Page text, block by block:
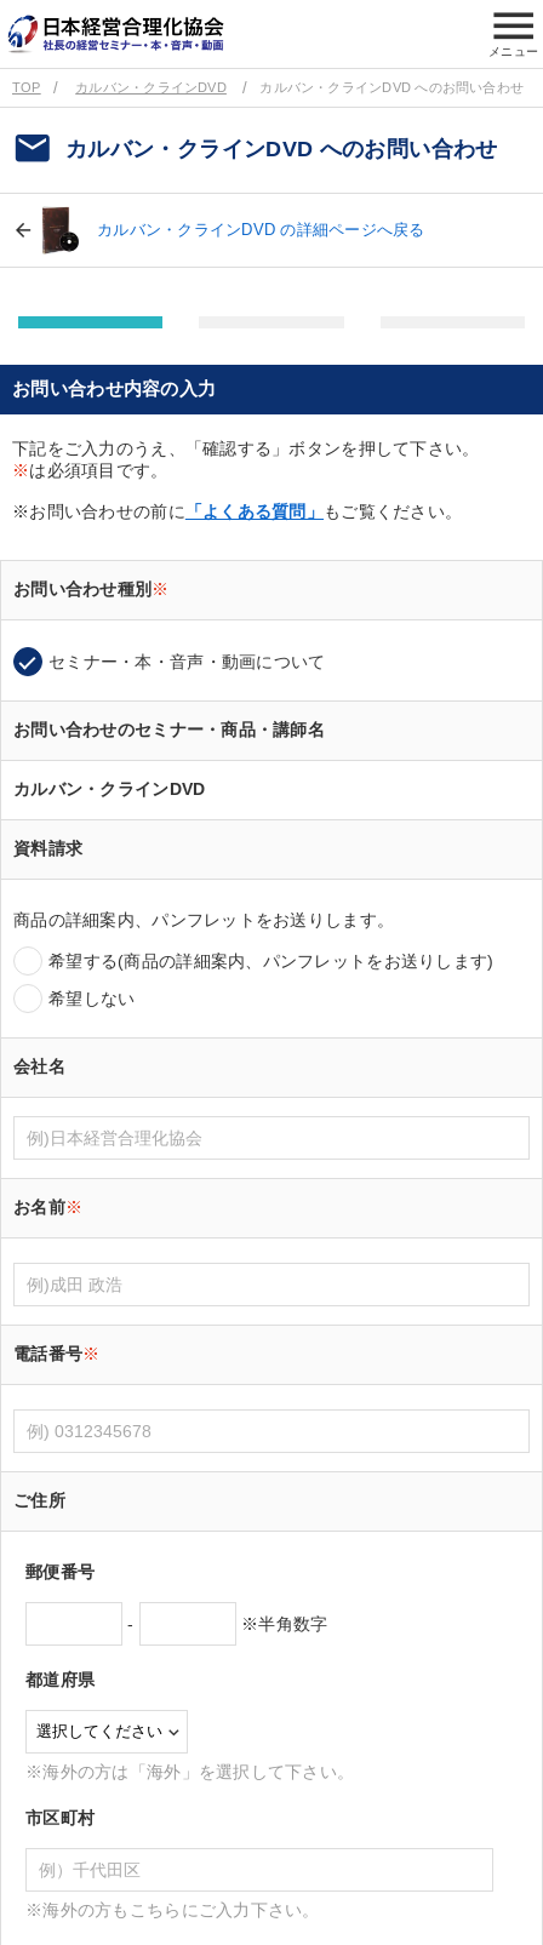
menu
メニュー
TOP カルバン・クラインDVD カルバン・クラインDVD へのお問い合わせ
email カルバン・クラインDVD へのお問い合わせ
カルバン・クラインDVD の詳細ページへ戻る
お問い合わせ内容の入力
下記をご入力のうえ、「確認する」ボタンを押して下さい。
※は必須項目です。
※お問い合わせの前に 「よくある質問」 もご覧ください。
お問い合わせ種別 ※
セミナー・本・音声・動画について
お問い合わせのセミナー・商品・講師名
カルバン・クラインDVD
資料請求
商品の詳細案内、パンフレットをお送りします。
希望する(商品の詳細案内、パンフレットをお送りします)
希望しない
会社名
お名前※
電話番号※
ご住所
郵便番号
- ※半角数字
都道府県
※海外の方は「海外」を選択して下さい。
市区町村
※海外の方もこちらにご入力下さい。